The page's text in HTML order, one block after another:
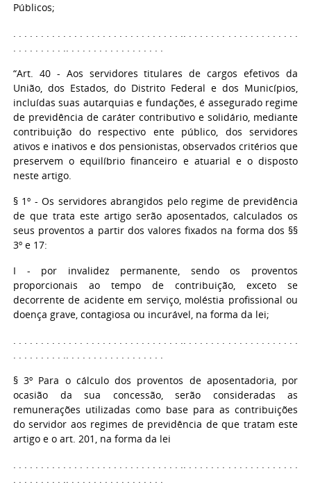
Públicos;
. . . . . . . . . . . . . . . . . . . . . . . . . . . . . . .. . . . . . . . . . . . . . . . . . . . .
. . . . . . . . . .. . . . . . . . . . . . . . . . . .
“Art. 40 - Aos servidores titulares de cargos efetivos da
União, dos Estados, do Distrito Federal e dos Municípios,
incluídas suas autarquias e fundações, é assegurado regime
de previdência de caráter contributivo e solidário, mediante
contribuição do respectivo ente público, dos servidores
ativos e inativos e dos pensionistas, observados critérios que
preservem o equilíbrio financeiro e atuarial e o disposto
neste artigo.
§ 1º - Os servidores abrangidos pelo regime de previdência
de que trata este artigo serão aposentados, calculados os
seus proventos a partir dos valores fixados na forma dos §§
3º e 17:
I - por invalidez permanente, sendo os proventos
proporcionais ao tempo de contribuição, exceto se
decorrente de acidente em serviço, moléstia profissional ou
doença grave, contagiosa ou incurável, na forma da lei;
. . . . . . . . . . . . . . . . . . . . . . . . . . . . . . .. . . . . . . . . . . . . . . . . . . . .
. . . . . . . . . .. . . . . . . . . . . . . . . . . .
§ 3º Para o cálculo dos proventos de aposentadoria, por
ocasião da sua concessão, serão consideradas as
remunerações utilizadas como base para as contribuições
do servidor aos regimes de previdência de que tratam este
artigo e o art. 201, na forma da lei
. . . . . . . . . . . . . . . . . . . . . . . . . . . . . . .. . . . . . . . . . . . . . . . . . . . .
. . . . . . . . . .. . . . . . . . . . . . . . . . . .